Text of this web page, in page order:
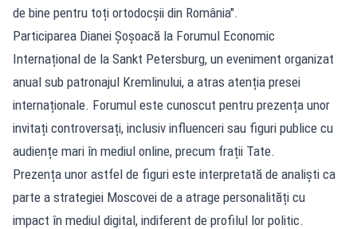
de bine pentru toți ortodocșii din România".
Participarea Dianei Șoșoacă la Forumul Economic
Internațional de la Sankt Petersburg, un eveniment organizat
anual sub patronajul Kremlinului, a atras atenția presei
internaționale. Forumul este cunoscut pentru prezența unor
invitați controversați, inclusiv influenceri sau figuri publice cu
audiențe mari în mediul online, precum frații Tate.
Prezența unor astfel de figuri este interpretată de analiști ca
parte a strategiei Moscovei de a atrage personalități cu
impact în mediul digital, indiferent de profilul lor politic.